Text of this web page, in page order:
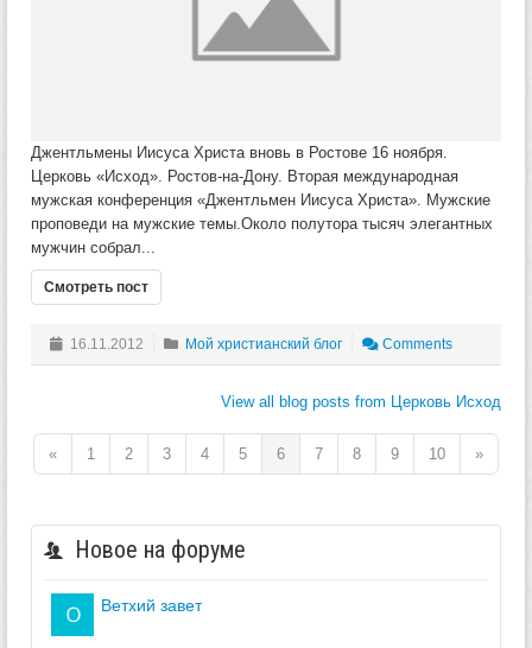
Джентльмены Иисуса Христа вновь в Ростове 16 ноября.
Церковь «Исход». Ростов-на-Дону. Вторая международная
мужская конференция «Джентльмен Иисуса Христа». Мужские
проповеди на мужские темы.Около полутора тысяч элегантных
мужчин собрал...
Смотреть пост
16.11.2012 Мой христианский блог Comments
View all blog posts from Церковь Исход
« 1 2 3 4 5 6 7 8 9 10 »
Новое на форуме
ветхий завет